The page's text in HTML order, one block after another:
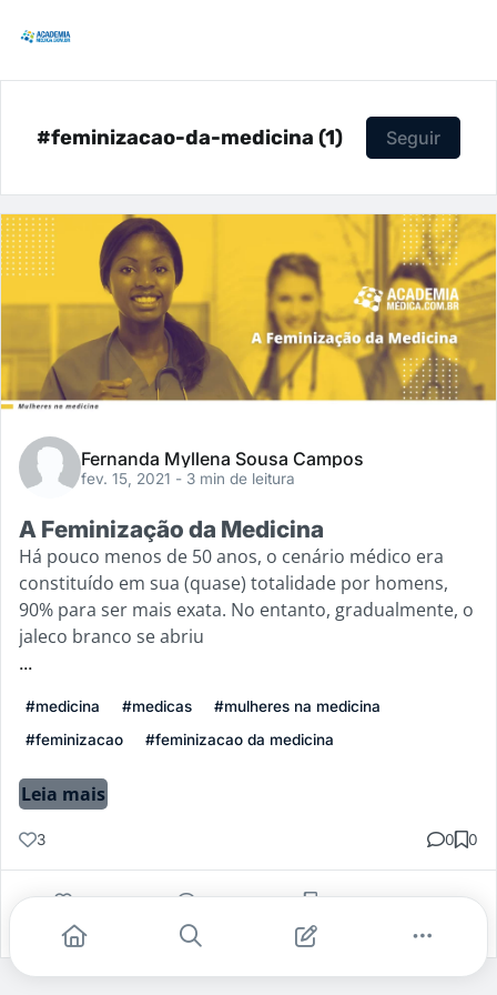
#feminizacao-da-medicina (1) Seguir
Fernanda Myllena Sousa Campos
fev. 15, 2021 - 3 min de leitura
A Feminização da Medicina
Há pouco menos de 50 anos, o cenário médico era
constituído em sua (quase) totalidade por homens,
90% para ser mais exata. No entanto, gradualmente, o
jaleco branco se abriu
...
#medicina #medicas
#mulheres na medicina
#feminizacao
#feminizacao da medicina
Leia mais
3 0 0
Gostei Comentar Salvar